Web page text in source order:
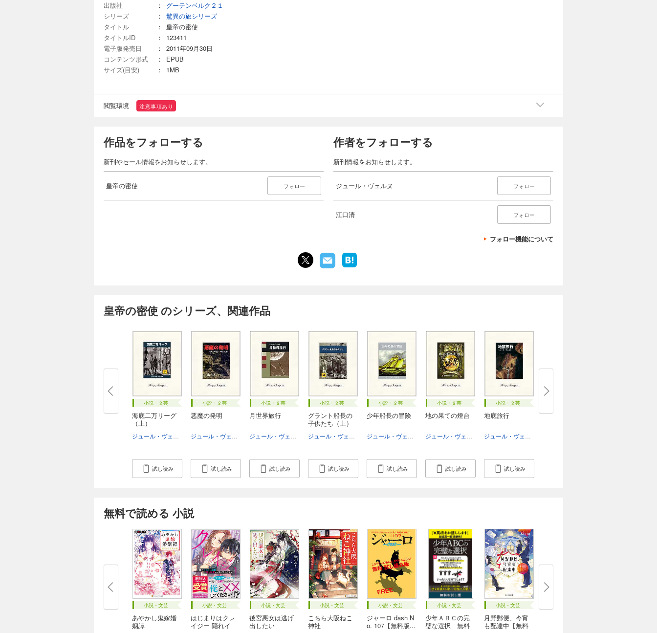
出版社
：
グーテンベルク２１
シリーズ
：
驚異の旅シリーズ
タイトル
：
皇帝の密使
タイトルID
：
123411
電子版発売日
：
2011年09月30日
コンテンツ形式
：
EPUB
サイズ(目安)
： 1MB
閲覧環境 注意事項あり
作品をフォローする
新刊やセール情報をお知らせします。
皇帝の密使 フォロー
作者をフォローする
新刊情報をお知らせします。
ジュール・ヴェルヌ フォロー
江口清 フォロー
フォロー機能について
皇帝の密使 のシリーズ、関連作品
小説・文芸
海底二万リーグ
（上）
村上啓夫
試し読み
小説・文芸
悪魔の発明
大久保和郎
試し読み
小説・文芸
月世界旅行
鈴木力衛
試し読み
小説・文芸
グラント船長の
子供たち（上）
大久保和郎
試し読み
小説・文芸
少年船長の冒険
土居寛之 荒川浩充
試し読み
小説・文芸
地の果ての燈台
大友徳明
試し読み
小説・文芸
地底旅行
試し読み
無料で読める 小説
小説・文芸
あやかし鬼嫁婚
姻譚
小説・文芸
はじまりはクレ
イジー 隠れイ
小説・文芸
後宮悪女は逃げ
出したい
小説・文芸
こちら大阪ねこ
神社
小説・文芸
ジャーロ dash N
o. 107【無料版...
小説・文芸
少年ＡＢＣの完
璧な選択 無料
小説・文芸
月野郵便、今宵
も配達中【無料